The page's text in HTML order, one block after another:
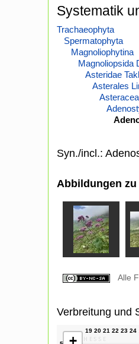
Systematik
Trachaeophyta
Spermatophyta
Magnoliophytina
Magnoliopsida
Asteridae
Asterales
Syn./incl.:
Abbildungen zu
Alle
Verbreitung und
+